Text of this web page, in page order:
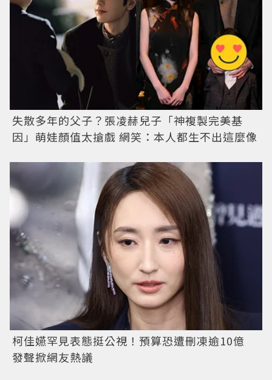
失散多年的父子？張凌赫兒子「神複製完美基
因」萌娃顏值太搶戲 網笑：本人都生不出這麼像
柯佳嬿罕見表態挺公視！預算恐遭刪凍逾10億
發聲掀網友熱議